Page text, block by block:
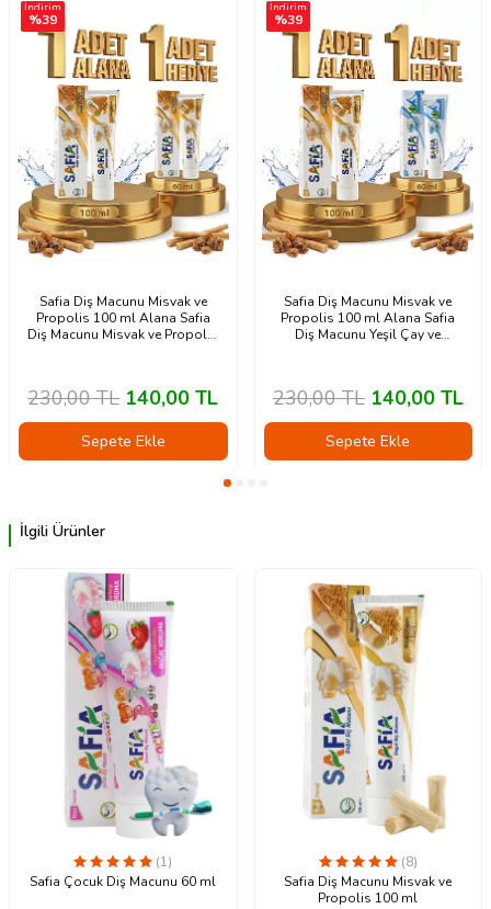
İndirim
%39
Safia Diş Macunu Misvak ve
Propolis 100 ml Alana Safia
Diş Macunu Misvak ve Propolis
230,00TL 140,00 TL
Sepete Ekle
İndirim
%39
Safia Diş Macunu Misvak ve
Propolis 100 ml Alana Safia
Diş Macunu Yeşil Çay ve
230,00TL 140,00TL
Sepete Ekle
İlgili Ürünler
(1)
Safia Çocuk Diş Macunu 60 ml
(8)
Safia Diş Macunu Misvak ve
Propolis 100 ml